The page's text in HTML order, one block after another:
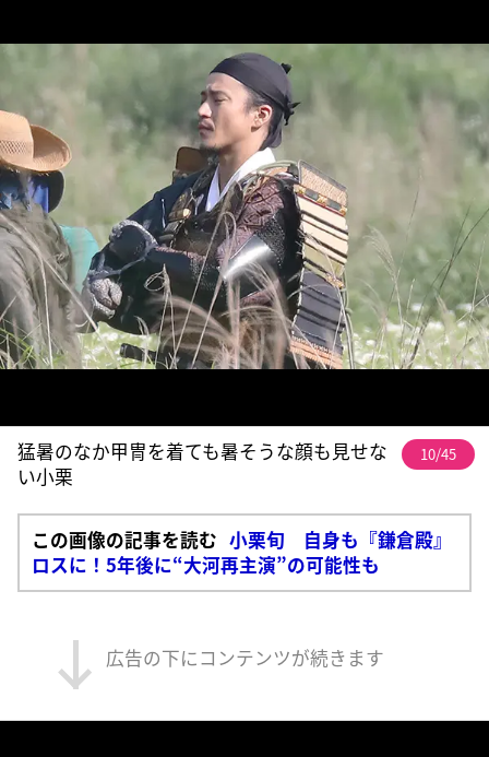
猛暑のなか甲冑を着ても暑そうな顔も見せな
い小栗
10/45
この画像の記事を読む 小栗旬 自身も『鎌倉殿』
ロスに！5年後に“大河再主演”の可能性も
広告の下にコンテンツが続きます